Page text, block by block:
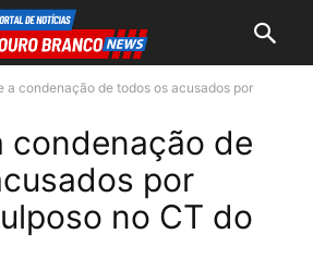
a condenação de todos os acusados por
condenação de
por
no CT do